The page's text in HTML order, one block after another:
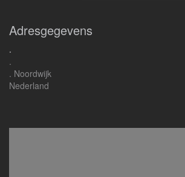
Adresgegevens
.
.
. Noordwijk
Nederland